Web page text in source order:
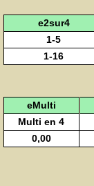
e2sur4
1-5
1-16
eMulti
Multi en 4
0,00